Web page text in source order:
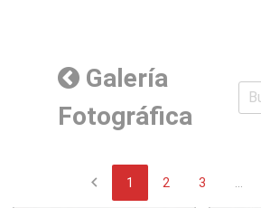
Galería
Fotográfica
chevron_left 1 2 3